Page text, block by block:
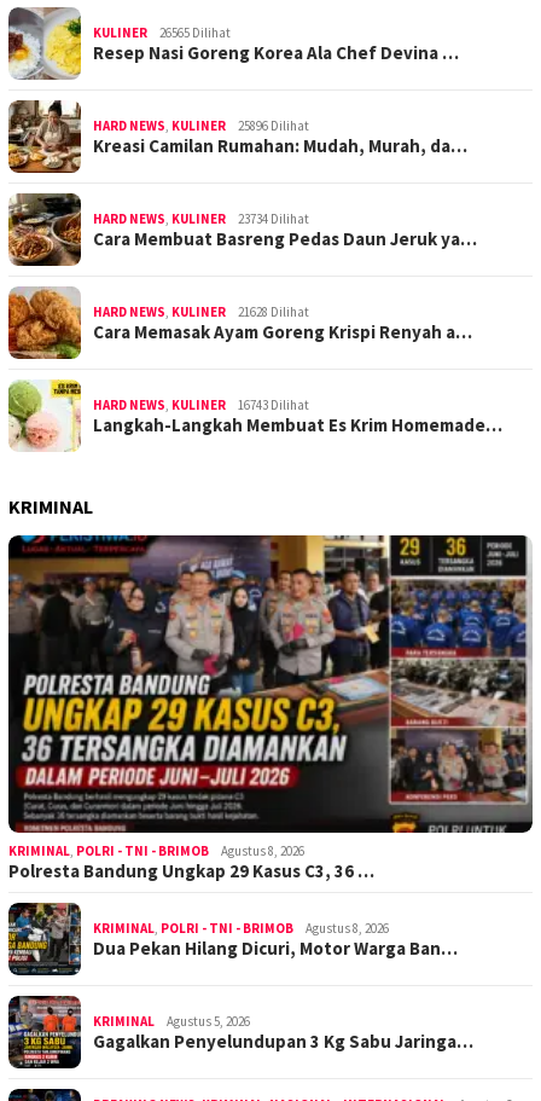
KULINER 26565 Dilihat
Resep Nasi Goreng Korea Ala Chef Devina …
HARD NEWS KULINER 25896 Dilihat
Kreasi Camilan Rumahan: Mudah, Murah, da…
HARD NEWS KULINER 23734 Dilihat
Cara Membuat Basreng Pedas Daun Jeruk ya…
HARD NEWS KULINER 21628 Dilihat
Cara Memasak Ayam Goreng Krispi Renyah a…
HARD NEWS KULINER 16743 Dilihat
Langkah-Langkah Membuat Es Krim Homemade…
KRIMINAL
KRIMINAL POLRI - TNI - BRIMOB Agustus 8, 2026
Polresta Bandung Ungkap 29 Kasus C3, 36 …
KRIMINAL POLRI - TNI - BRIMOB Agustus 8, 2026
Dua Pekan Hilang Dicuri, Motor Warga Ban…
KRIMINAL Agustus 5, 2026
Gagalkan Penyelundupan 3 Kg Sabu Jaringa…